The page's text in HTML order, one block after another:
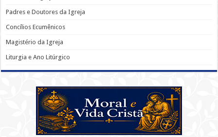
Padres e Doutores da Igreja
Concílios Ecumênicos
Magistério da Igreja
Liturgia e Ano Litúrgico